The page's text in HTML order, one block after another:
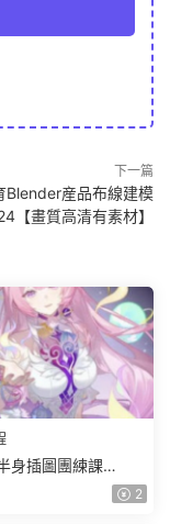
下一篇
Blender産品布線建模
【畫質高清有素材】
身插圖團練課
質高清隻有視頻】 2